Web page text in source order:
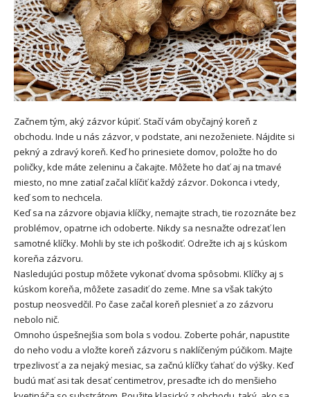
Začnem tým, aký zázvor kúpiť. Stačí vám obyčajný koreň z
obchodu. Inde u nás zázvor, v podstate, ani nezoženiete. Nájdite si
pekný a zdravý koreň. Keď ho prinesiete domov, položte ho do
poličky, kde máte zeleninu a čakajte. Môžete ho dať aj na tmavé
miesto, no mne zatiaľ začal klíčiť každý zázvor. Dokonca i vtedy,
keď som to nechcela.
Keď sa na zázvore objavia klíčky, nemajte strach, tie rozoznáte bez
problémov, opatrne ich odoberte. Nikdy sa nesnažte odrezať len
samotné klíčky. Mohli by ste ich poškodiť. Odrežte ich aj s kúskom
koreňa zázvoru.
Nasledujúci postup môžete vykonať dvoma spôsobmi. Klíčky aj s
kúskom koreňa, môžete zasadiť do zeme. Mne sa však takýto
postup neosvedčil. Po čase začal koreň plesnieť a zo zázvoru
nebolo nič.
Omnoho úspešnejšia som bola s vodou. Zoberte pohár, napustite
do neho vodu a vložte koreň zázvoru s naklíčeným púčikom. Majte
trpezlivosť a za nejaký mesiac, sa začnú klíčky ťahať do výšky. Keď
budú mať asi tak desať centimetrov, presaďte ich do menšieho